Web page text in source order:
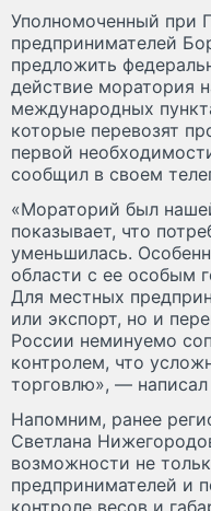
Уполномоченный при
предпринимателей
предложить
действие моратория
международных
которые перевозят
первой
сообщил в своем
«Мораторий был
показывает, что
уменьшилась.
области с ее особым
Для местных
или экспорт, но и
России неминуемо
контролем, что
торговлю», — написал
Напомним, ранее
Светлана
возможности не
предпринимателей и